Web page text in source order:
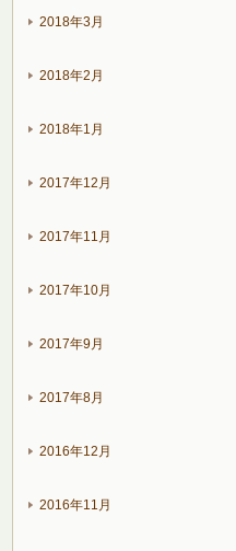
2018年3月
2018年2月
2018年1月
2017年12月
2017年11月
2017年10月
2017年9月
2017年8月
2016年12月
2016年11月